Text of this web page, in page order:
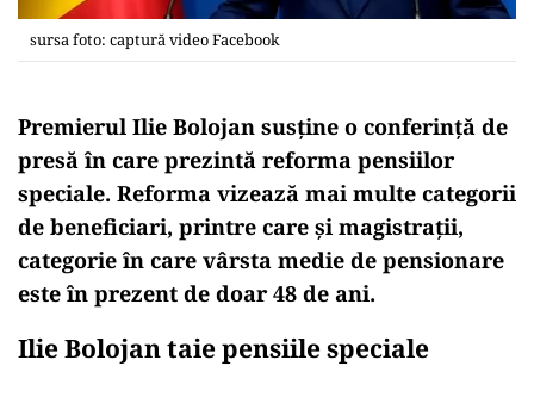
sursa foto: captură video Facebook
Premierul Ilie Bolojan susține o conferință de
presă în care prezintă reforma pensiilor
speciale. Reforma vizează mai multe categorii
de beneficiari, printre care și magistrații,
categorie în care vârsta medie de pensionare
este în prezent de doar 48 de ani.
Ilie Bolojan taie pensiile speciale